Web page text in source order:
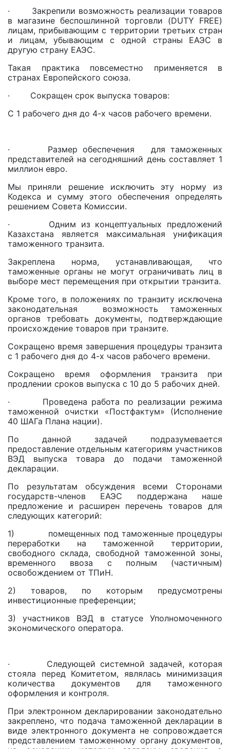
· Закрепили возможность реализации товаров
в магазине беспошлинной торговли (DUTY FREE)
лицам, прибывающим с территории третьих стран
и лицам, убывающим с одной страны ЕАЭС в
другую страну ЕАЭС.
Такая практика повсеместно применяется в
странах Европейского союза.
· Сокращен срок выпуска товаров:
С 1 рабочего дня до 4-х часов рабочего времени.
· Размер обеспечения для таможенных
представителей на сегодняшний день составляет 1
миллион евро.
Мы приняли решение исключить эту норму из
Кодекса и сумму этого обеспечения определять
решением Совета Комиссии.
· Одним из концептуальных предложений
Казахстана является максимальная унификация
таможенного транзита.
Закреплена норма, устанавливающая, что
таможенные органы не могут ограничивать лиц в
выборе мест перемещения при открытии транзита.
Кроме того, в положениях по транзиту исключена
законодательная возможность таможенных
органов требовать документы, подтверждающие
происхождение товаров при транзите.
Сокращено время завершения процедуры транзита
с 1 рабочего дня до 4-х часов рабочего времени.
Сокращено время оформления транзита при
продлении сроков выпуска с 10 до 5 рабочих дней.
· Проведена работа по реализации режима
таможенной очистки «Постфактум» (Исполнение
40 ШАГа Плана нации).
По данной задачей подразумевается
предоставление отдельным категориям участников
ВЭД выпуска товара до подачи таможенной
декларации.
По результатам обсуждения всеми Сторонами
государств-членов ЕАЭС поддержана наше
предложение и расширен перечень товаров для
следующих категорий:
1) помещенных под таможенные процедуры
переработки на таможенной территории,
свободного склада, свободной таможенной зоны,
временного ввоза с полным (частичным)
освобождением от ТПиН.
2) товаров, по которым предусмотрены
инвестиционные преференции;
3) участников ВЭД в статусе Уполномоченного
экономического оператора.
· Следующей системной задачей, которая
стояла перед Комитетом, являлась минимизация
количества документов для таможенного
оформления и контроля.
При электронном декларировании законодательно
закреплено, что подача таможенной декларации в
виде электронного документа не сопровождается
представлением таможенному органу документов,